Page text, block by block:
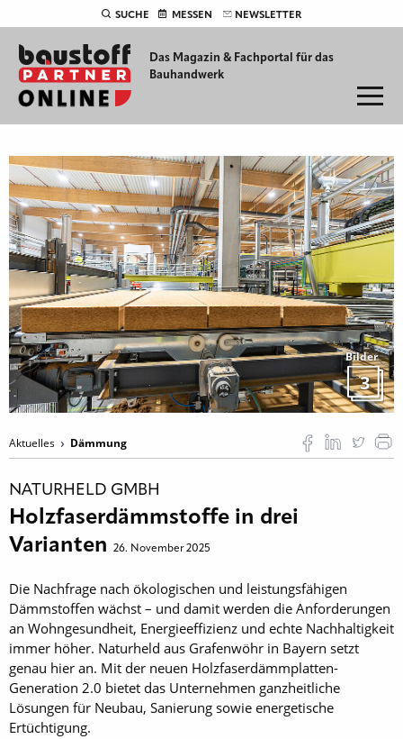
SUCHE MESSEN NEWSLETTER
Das Magazin & Fachportal für das
Bauhandwerk
Bilder
3
Aktuelles Dämmung
NATURHELD GMBH
Holzfaserdämmstoffe in drei
Varianten
26. November 2025
Die Nachfrage nach ökologischen und leistungsfähigen
Dämmstoffen wächst – und damit werden die Anforderungen
an Wohngesundheit, Energieeffizienz und echte Nachhaltigkeit
immer höher. Naturheld aus Grafenwöhr in Bayern setzt
genau hier an. Mit der neuen Holzfaserdämmplatten-
Generation 2.0 bietet das Unternehmen ganzheitliche
Lösungen für Neubau, Sanierung sowie energetische
Ertüchtigung.